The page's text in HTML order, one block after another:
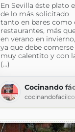
En Sevilla éste plato
de lo más solicitado
tanto en bares como
restaurantes, más
en verano en invierno,
ya que debe comerse
muy calentito y con
(...)
Cocinando